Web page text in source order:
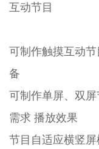
互动节目
可制作触摸互动
备
可制作单屏、双
需求 播放效果
节目自适应横竖屏